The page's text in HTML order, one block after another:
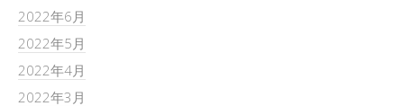
2022年6月
2022年5月
2022年4月
2022年3月